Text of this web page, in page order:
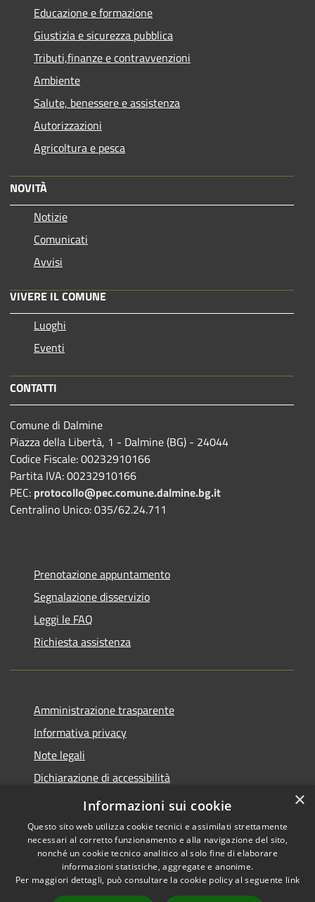
Educazione e formazione
Giustizia e sicurezza pubblica
Tributi,finanze e contravvenzioni
Ambiente
Salute, benessere e assistenza
Autorizzazioni
Agricoltura e pesca
NOVITÀ
Notizie
Comunicati
Avvisi
VIVERE IL COMUNE
Luoghi
Eventi
CONTATTI
Comune di Dalmine
Piazza della Libertà, 1 - Dalmine (BG) - 24044
Codice Fiscale: 00232910166
Partita IVA: 00232910166
PEC: protocollo@pec.comune.dalmine.bg.it
Centralino Unico: 035/62.24.711
Prenotazione appuntamento
Segnalazione disservizio
Leggi le FAQ
Richiesta assistenza
Amministrazione trasparente
Informativa privacy
Note legali
Dichiarazione di accessibilità
Piano di miglioramento del sito
Accessibilità
Copyright © 2026 • Comune di
Dalmine • Powered by
×
Informazioni sui cookie
Questo sito web utilizza cookie tecnici e assimilati strettamente
necessari al corretto funzionamento e alla navigazione del sito,
nonché un cookie tecnico analitico al solo fine di elaborare
informazioni statistiche, aggregate e anonime.
Per maggiori dettagli, può consultare la cookie policy al seguente link